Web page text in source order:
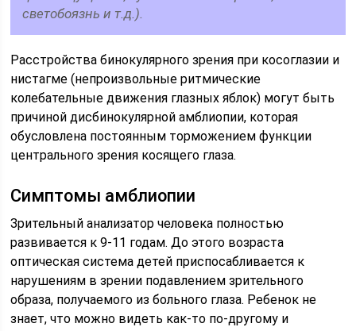
светобоязнь и т.д.).
Расстройства бинокулярного зрения при косоглазии и
нистагме (непроизвольные ритмические
колебательные движения глазных яблок) могут быть
причиной дисбинокулярной амблиопии, которая
обусловлена постоянным торможением функции
центрального зрения косящего глаза.
Симптомы амблиопии
Зрительный анализатор человека полностью
развивается к 9-11 годам. До этого возраста
оптическая система детей приспосабливается к
нарушениям в зрении подавлением зрительного
образа, получаемого из больного глаза. Ребенок не
знает, что можно видеть как-то по-другому и